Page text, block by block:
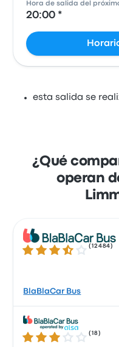
Hora de salida del
20:00 *
esta salida se
¿Qué
operan
3.7 sobre 5 estrellas
(12484 )
BlaBlaCar Bus
2.9 sobre 5 estrellas
(18 )